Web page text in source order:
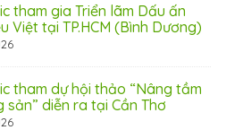
tham gia Triển lãm Dấu ấn
Việt tại TP.HCM (Bình Dương)
tham dự hội thảo “Nâng tầm
sản” diễn ra tại Cần Thơ